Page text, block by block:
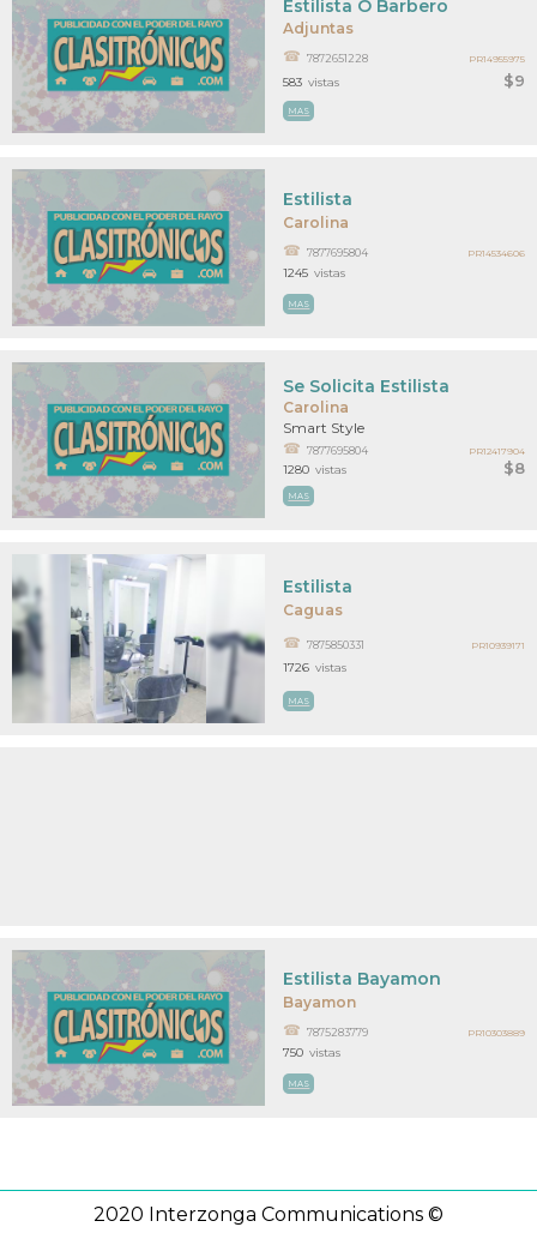
Adjuntas
$9
Estilista O Barbero
7872651228
MAS
583 vistas
PR14955975
Carolina
Estilista
7877695804
MAS
1245 vistas
PR14534606
Carolina
$8
Se Solicita Estilista
Smart Style
7877695804
MAS
1280 vistas
PR12417904
Caguas
Estilista
7875850331
MAS
1726 vistas
PR10939171
Bayamon
Estilista Bayamon
7875283779
MAS
750 vistas
PR10303889
2020 Interzonga Communications ©